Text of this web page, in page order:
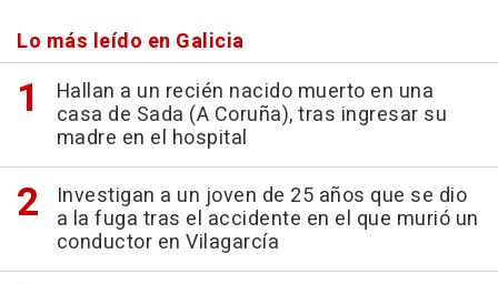
Lo más leído en Galicia
Hallan a un recién nacido muerto en una
casa de Sada (A Coruña), tras ingresar su
madre en el hospital
Investigan a un joven de 25 años que se dio
a la fuga tras el accidente en el que murió un
conductor en Vilagarcía